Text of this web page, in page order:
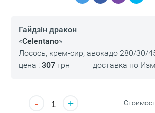
Гайдзін дракон
«Celentano»
Лосось, крем-сир, авокадо 280/30/
цена : 307грн доставка по
- +